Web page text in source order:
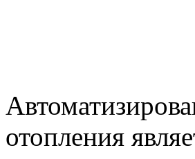
отопления